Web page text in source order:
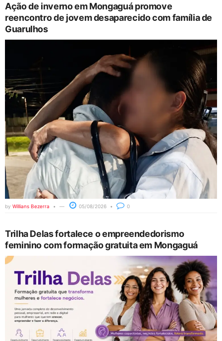
Ação de inverno em Mongaguá promove
reencontro de jovem desaparecido com família de
Guarulhos
by Willians Bezerra 05/08/2026 0
Trilha Delas fortalece o empreendedorismo
feminino com formação gratuita em Mongaguá